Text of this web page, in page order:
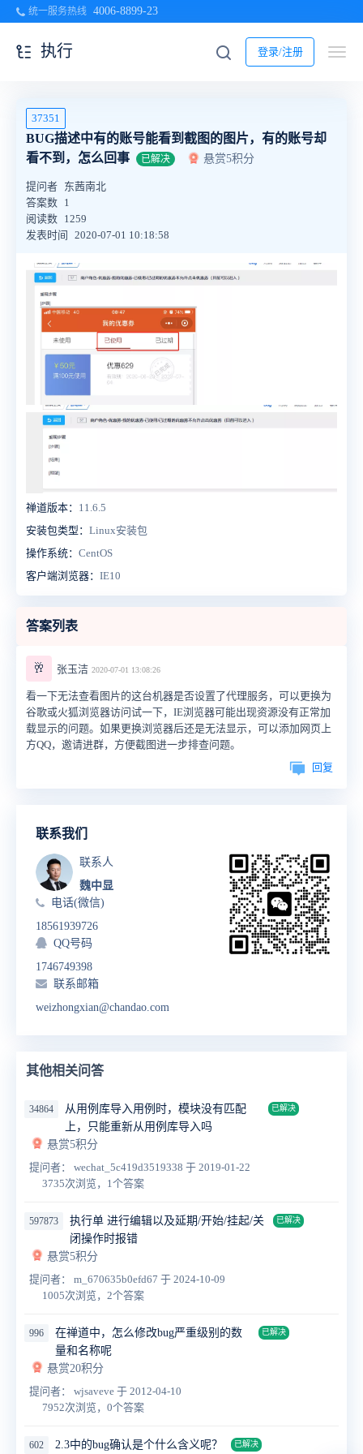
统一服务热线 4006-8899-23
登录/注册
执行
37351
BUG描述中有的账号能看到截图的图片，有的账号却
看不到，怎么回事
已解决 悬赏5积分
提问者 东茜南北
答案数 1
阅读数 1259
发表时间
2020-07-01 10:18:58
禅道版本： 11.6.5
安装包类型： Linux安装包
操作系统： CentOS
客户端浏览器： IE10
答案列表
🥂 张玉洁 2020-07-01 13:08:26
看一下无法查看图片的这台机器是否设置了代理服务，可以更换为
谷歌或火狐浏览器访问试一下，IE浏览器可能出现资源没有正常加
载显示的问题。如果更换浏览器后还是无法显示，可以添加网页上
方QQ，邀请进群，方便截图进一步排查问题。
回复
联系我们
联系人
魏中显
电话(微信)
18561939726
QQ号码
1746749398
联系邮箱
weizhongxian@chandao.com
其他相关问答
34864
从用例库导入用例时，模块没有匹配
上，只能重新从用例库导入吗
已解决
悬赏5积分
提问者： wechat_5c419d3519338 于 2019-01-22
3735次浏览，1个答案
597873
执行单 进行编辑以及延期/开始/挂起/关
闭操作时报错
已解决
悬赏5积分
提问者： m_670635b0efd67 于 2024-10-09
1005次浏览，2个答案
996
在禅道中，怎么修改bug严重级别的数
量和名称呢
已解决
悬赏20积分
提问者： wjsaveve 于 2012-04-10
7952次浏览，0个答案
602 2.3中的bug确认是个什么含义呢？ 已解决